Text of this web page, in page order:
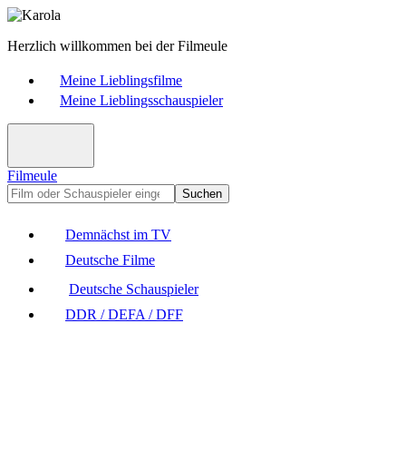
Herzlich willkommen bei der Filmeule
Meine Lieblingsfilme
Meine Lieblingsschauspieler
Filmeule
Suchen
Demnächst im TV
Deutsche Filme
Deutsche Schauspieler
DDR / DEFA / DFF